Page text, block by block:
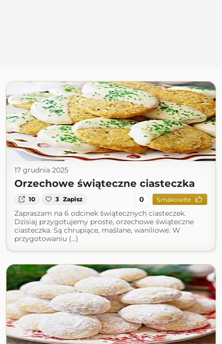
17 grudnia 2025
Orzechowe świąteczne ciasteczka
10 3 Zapisz 0 Smakowite
Zapraszam na 6 odcinek świątecznych ciasteczek.
Dzisiaj przygotujemy proste, orzechowe świąteczne
ciasteczka. Są chrupiące, maślane, waniliowe. W
przygotowaniu (...)